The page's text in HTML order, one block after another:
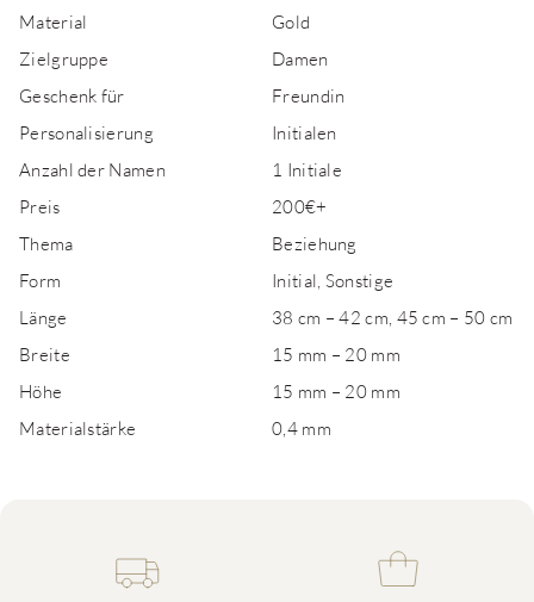
Material
Gold
Zielgruppe
Damen
Geschenk für
Freundin
Personalisierung
Initialen
Anzahl der Namen
1 Initiale
Preis
200€+
Thema
Beziehung
Form
Initial, Sonstige
Länge
38 cm – 42 cm, 45 cm – 50 cm
Breite
15 mm – 20 mm
Höhe
15 mm – 20 mm
Materialstärke
0,4 mm